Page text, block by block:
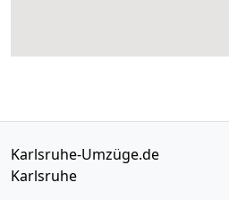
Karlsruhe-Umzüge.de
Karlsruhe